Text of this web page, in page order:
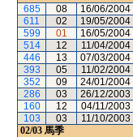
685
08 16/06/2004
611
02 19/05/2004
599
01 16/05/2004
514
12 11/04/2004
446
13 07/03/2004
393
05 11/02/2004
352
09 24/01/2004
286
03 26/12/2003
160
12 04/11/2003
103
03 11/10/2003
02/03 馬季